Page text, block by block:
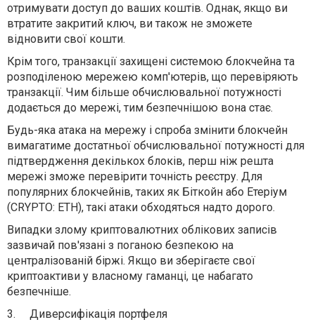
отримувати доступ до ваших коштів. Однак, якщо ви
втратите закритий ключ, ви також не зможете
відновити свої кошти.
Крім того, транзакції захищені системою блокчейна та
розподіленою мережею комп'ютерів, що перевіряють
транзакції. Чим більше обчислювальної потужності
додається до мережі, тим безпечнішою вона стає.
Будь-яка атака на мережу і спроба змінити блокчейн
вимагатиме достатньої обчислювальної потужності для
підтвердження декількох блоків, перш ніж решта
мережі зможе перевірити точність реєстру. Для
популярних блокчейнів, таких як Біткойн або Етеріум
(CRYPTO: ETH), такі атаки обходяться надто дорого.
Випадки злому криптовалютних облікових записів
зазвичай пов'язані з поганою безпекою на
централізованій біржі. Якщо ви зберігаєте свої
криптоактиви у власному гаманці, це набагато
безпечніше.
3.
Диверсифікація портфеля